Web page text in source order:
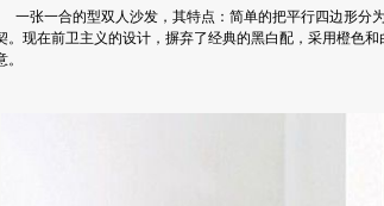
一张一合的型双人沙发，其特点：简单的把平行四边形分
。现在前卫主义的设计，摒弃了经典的黑白配，采用橙色
。